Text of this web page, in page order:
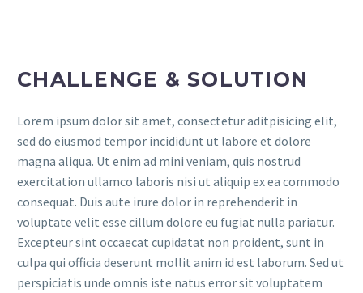
CHALLENGE & SOLUTION
Lorem ipsum dolor sit amet, consectetur aditpisicing elit,
sed do eiusmod tempor incididunt ut labore et dolore
magna aliqua. Ut enim ad mini veniam, quis nostrud
exercitation ullamco laboris nisi ut aliquip ex ea commodo
consequat. Duis aute irure dolor in reprehenderit in
voluptate velit esse cillum dolore eu fugiat nulla pariatur.
Excepteur sint occaecat cupidatat non proident, sunt in
culpa qui officia deserunt mollit anim id est laborum. Sed ut
perspiciatis unde omnis iste natus error sit voluptatem